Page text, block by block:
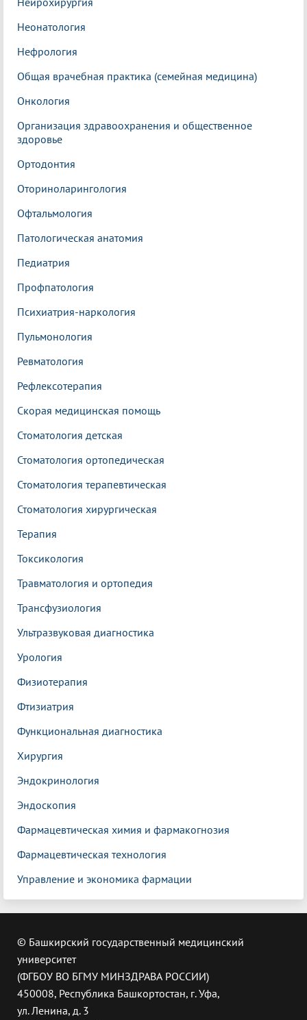
Неонатология
Нефрология
Общая врачебная практика (семейная медицина)
Онкология
Организация здравоохранения и общественное
здоровье
Ортодонтия
Оториноларингология
Офтальмология
Патологическая анатомия
Педиатрия
Профпатология
Психиатрия-наркология
Пульмонология
Ревматология
Рефлексотерапия
Скорая медицинская помощь
Стоматология детская
Стоматология ортопедическая
Стоматология терапевтическая
Стоматология хирургическая
Терапия
Токсикология
Травматология и ортопедия
Трансфузиология
Ультразвуковая диагностика
Урология
Физиотерапия
Фтизиатрия
Функциональная диагностика
Хирургия
Эндокринология
Эндоскопия
Фармацевтическая химия и фармакогнозия
Фармацевтическая технология
Управление и экономика фармации
© Башкирский государственный медицинский
университет
(ФГБОУ ВО БГМУ МИНЗДРАВА РОССИИ)
450008, Республика Башкортостан, г. Уфа,
ул. Ленина, д. 3